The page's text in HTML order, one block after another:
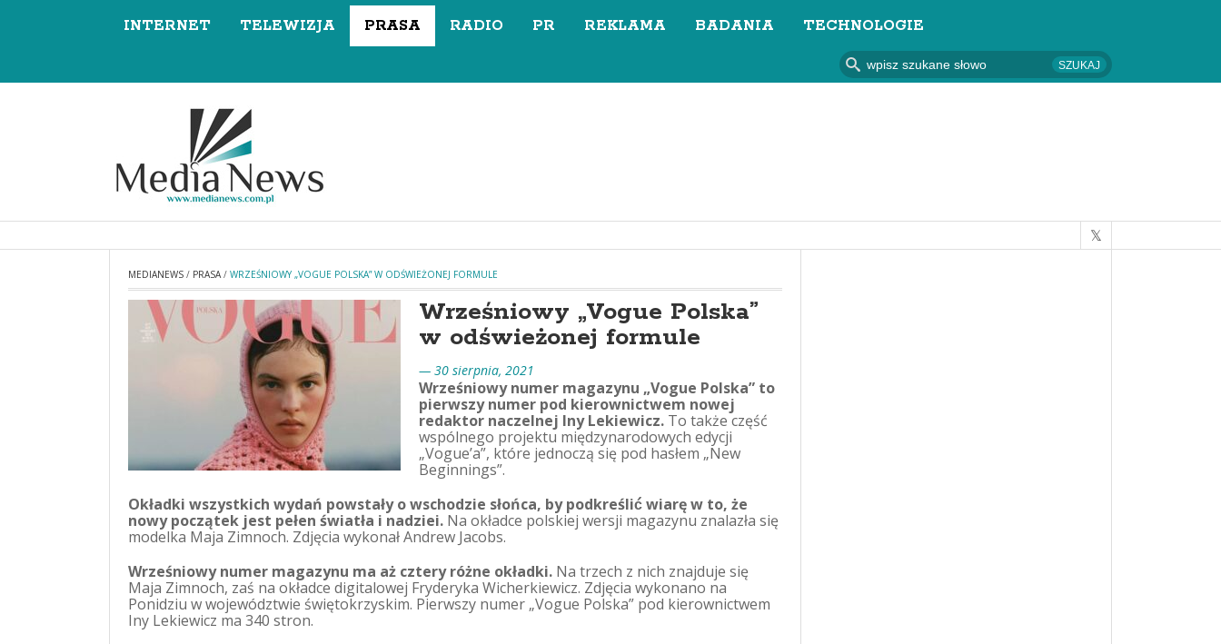
INTERNET TELEWIZJA PRASA RADIO PR REKLAMA BADANIA TECHNOLOGIE
MEDIANEWS / PRASA/ WRZEŚNIOWY „VOGUE POLSKA” W ODŚWIEŻONEJ FORMULE
Wrześniowy „Vogue Polska”
w odświeżonej formule
— 30 sierpnia, 2021
Wrześniowy numer magazynu „Vogue Polska” to
pierwszy numer pod kierownictwem nowej
redaktor naczelnej Iny Lekiewicz. To także część
wspólnego projektu międzynarodowych edycji
„Vogue’a”, które jednoczą się pod hasłem „New
Beginnings”.
Okładki wszystkich wydań powstały o wschodzie słońca, by podkreślić́ wiarę w to, że
nowy początek jest pełen światła i nadziei. Na okładce polskiej wersji magazynu znalazła się
modelka Maja Zimnoch. Zdjęcia wykonał Andrew Jacobs.
Wrześniowy numer magazynu ma aż cztery różne okładki. Na trzech z nich znajduje się
Maja Zimnoch, zaś na okładce digitalowej Fryderyka Wicherkiewicz. Zdjęcia wykonano na
Ponidziu w województwie świętokrzyskim. Pierwszy numer „Vogue Polska” pod kierownictwem
Iny Lekiewicz ma 340 stron.